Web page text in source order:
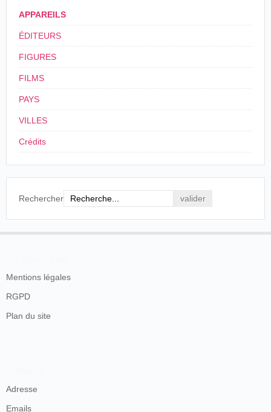
APPAREILS
ÉDITEURS
FIGURES
FILMS
PAYS
VILLES
Crédits
Rechercher
Mentions légales
RGPD
Plan du site
Adresse
Emails